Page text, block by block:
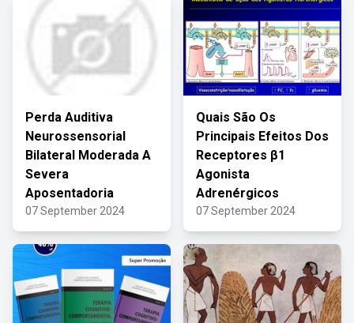
Perda Auditiva
Neurossensorial
Bilateral Moderada A
Severa
Aposentadoria
07 September 2024
Quais São Os
Principais Efeitos Dos
Receptores β1
Agonista
Adrenérgicos
07 September 2024